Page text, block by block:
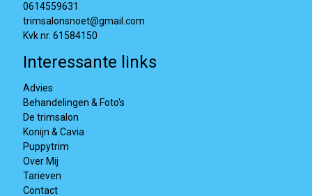
0614559631
trimsalonsnoet@gmail.com
Kvk nr. 61584150
Interessante links
Advies
Behandelingen & Foto's
De trimsalon
Konijn & Cavia
Puppytrim
Over Mij
Tarieven
Contact